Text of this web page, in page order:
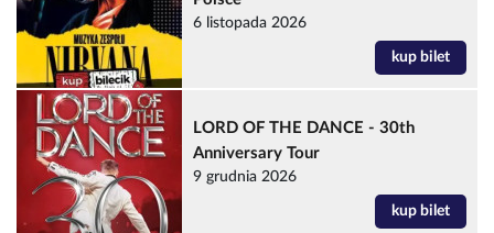
6 listopada 2026
kup bilet
LORD OF THE DANCE - 30th
Anniversary Tour
9 grudnia 2026
kup bilet